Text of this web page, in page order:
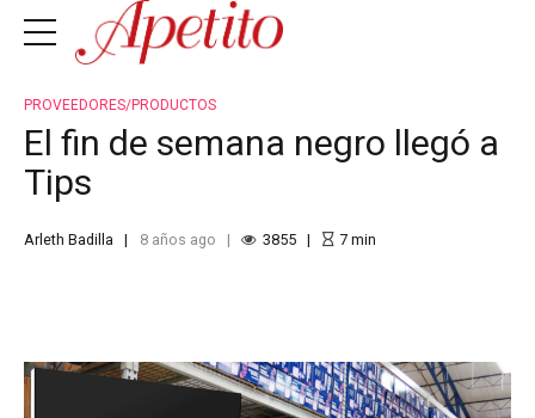
PROVEEDORES/PRODUCTOS
El fin de semana negro llegó a
Tips
Arleth Badilla 8 años ago 3855 7min